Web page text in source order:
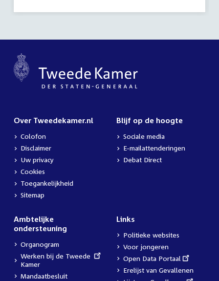
Over Tweedekamer.nl
Colofon
Disclaimer
Uw privacy
Cookies
Toegankelijkheid
Sitemap
Blijf op de hoogte
Sociale media
E-mailattenderingen
Debat Direct
Ambtelijke
ondersteuning
Organogram
External
link:
Werken bij de Tweede
Kamer
Mandaatbesluit
Links
Politieke websites
Voor jongeren
External
link:
Open Data Portaal
Erelijst van Gevallenen